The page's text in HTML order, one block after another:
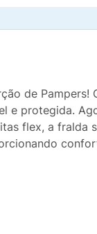
de Pampers!
e protegida.
flex, a